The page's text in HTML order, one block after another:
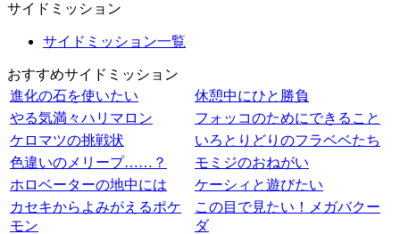
サイドミッション
サイドミッション一覧
おすすめサイドミッション
進化の石を使いたい
休憩中にひと勝負
やる気満々ハリマロン
フォッコのためにできること
ケロマツの挑戦状
いろとりどりのフラベベたち
色違いのメリープ……？
モミジのおねがい
ホロベーターの地中には
ケーシィと遊びたい
カセキからよみがえるポケ
モン
この目で見たい！メガバクー
ダ